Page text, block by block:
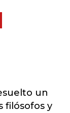
un
filósofos y